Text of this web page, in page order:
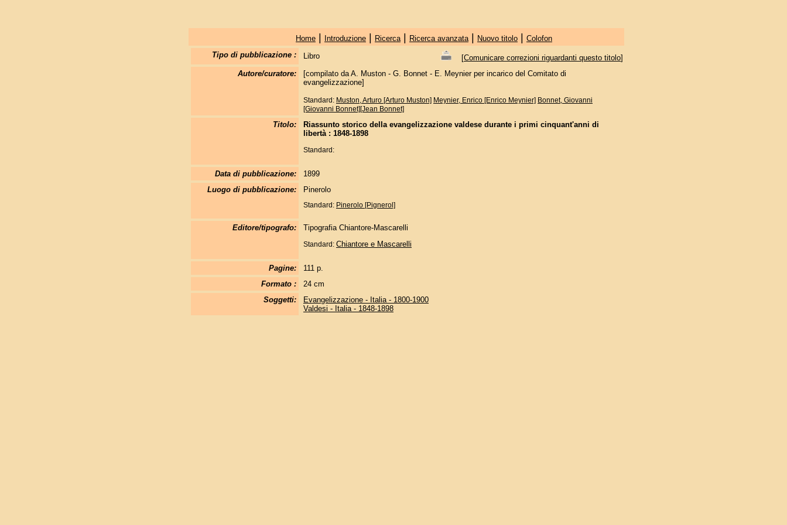
Home| Introduzione| Ricerca| Ricerca avanzata| Nuovo titolo| Colofon
Tipo di pubblicazione :
Libro [Comunicare correzioni riguardanti questo titolo]
Autore/curatore:
[compilato da A. Muston - G. Bonnet - E. Meynier per incarico del Comitato di
evangelizzazione]
Standard: Muston, Arturo [Arturo Muston] Meynier, Enrico [Enrico Meynier] Bonnet, Giovanni
[Giovanni Bonnet][Jean Bonnet]
Titolo:
Riassunto storico della evangelizzazione valdese durante i primi cinquant'anni di
libertà : 1848-1898
Standard:
Data di pubblicazione:
1899
Luogo di pubblicazione:
Pinerolo
Standard: Pinerolo [Pignerol]
Editore/tipografo: Tipografia Chiantore-Mascarelli
Standard: Chiantore e Mascarelli
Pagine:
111 p.
Formato :
24 cm
Soggetti:
Evangelizzazione - Italia - 1800-1900
Valdesi - Italia - 1848-1898